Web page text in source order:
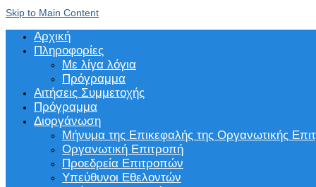
Skip to Main Content
Αρχική
Πληροφορίες
Με λίγα λόγια
Πρόγραμμα
Αιτήσεις Συμμετοχής
Πρόγραμμα
Διοργάνωση
Μήνυμα της Επικεφαλής της Οργανωτικής
Οργανωτική Επιτροπή
Προεδρεία Επιτροπών
Υπεύθυνοι Εθελοντών